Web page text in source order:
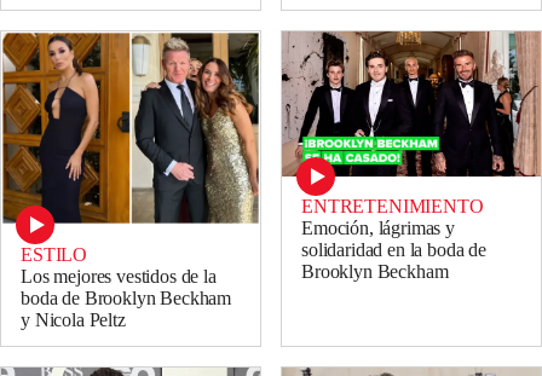
ESTILO
Los mejores vestidos de la
boda de Brooklyn Beckham
y Nicola Peltz
ENTRETENIMIENTO
Emoción, lágrimas y
solidaridad en la boda de
Brooklyn Beckham